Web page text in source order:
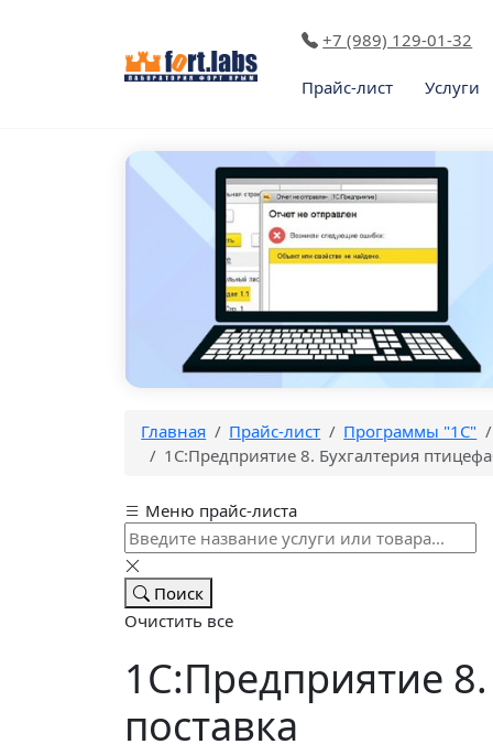
+7 (989) 129-01-32
Прайс-лист Услуги
Главная Прайс-лист Программы "1С"
1С:Предприятие 8. Бухгалтерия
Меню прайс-листа
Поиск
Очистить все
1С:Предприятие
поставка